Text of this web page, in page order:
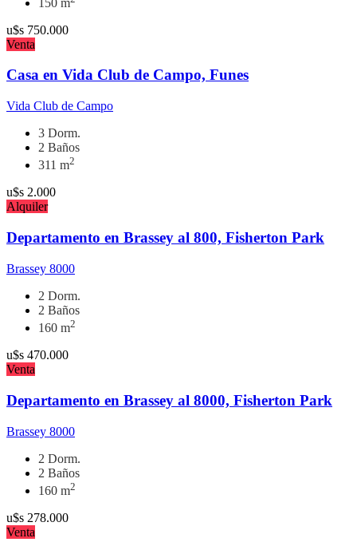
u$s 750.000
Venta
Casa en Vida Club de Campo, Funes
Vida Club de Campo
3 Dorm.
2 Baños
311 m2
u$s 2.000
Alquiler
Departamento en Brassey al 800, Fisherton Park
Brassey 8000
2 Dorm.
2 Baños
160 m2
u$s 470.000
Venta
Departamento en Brassey al 8000, Fisherton Park
Brassey 8000
2 Dorm.
2 Baños
160 m2
u$s 278.000
Venta